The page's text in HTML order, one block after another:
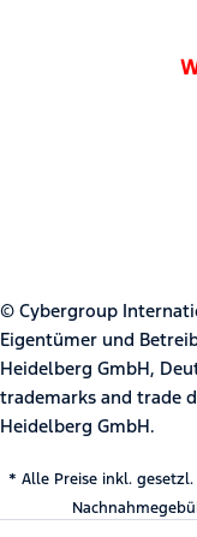
© Cybergroup
Eigentümer und
Heidelberg GmbH,
trademarks and trade
Heidelberg GmbH.
* Alle Preise inkl.